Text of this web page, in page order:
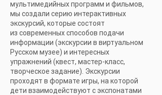
мультимедийных программ и фильмов,
мы создали серию интерактивных
экскурсий, которые состоят
из современных способов подачи
информации (экскурсии в виртуальном
Русском музее) и интересных
упражнений (квест, мастер-класс,
творческое задание). Экскурсии
проходят в формате игры, на которой
дети взаимодействуют с экспонатами